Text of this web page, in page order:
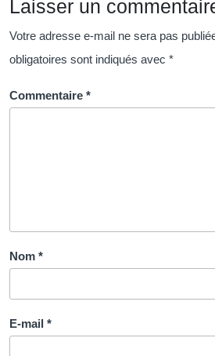
à
la
Laisser un
Votre adresse e-mail ne sera pas
obligatoires sont indiqués avec *
Commentaire *
Nom *
E-mail *